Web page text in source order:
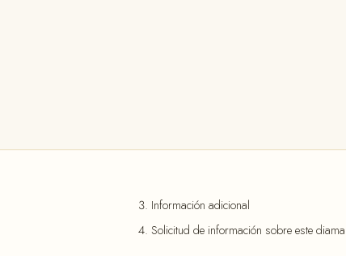
Información adicional
Solicitud de información sobre este